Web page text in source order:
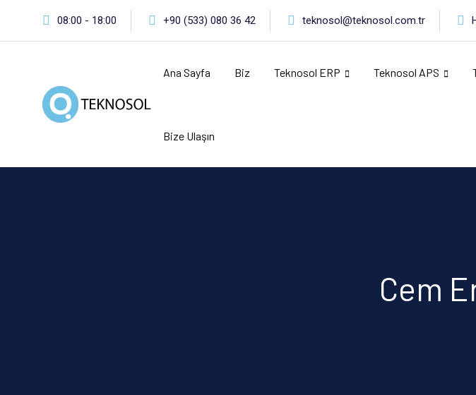
08:00 - 18:00 +90 (533) 080 36 42 teknosol@teknosol.com.tr
Ana Sayfa Biz Teknosol ERP Teknosol APS
Bize Ulaşın
Cem